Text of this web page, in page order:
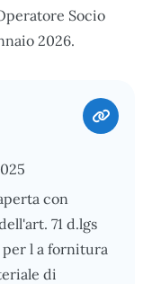
Socio
2026.
con
71 d.lgs
l a fornitura
di